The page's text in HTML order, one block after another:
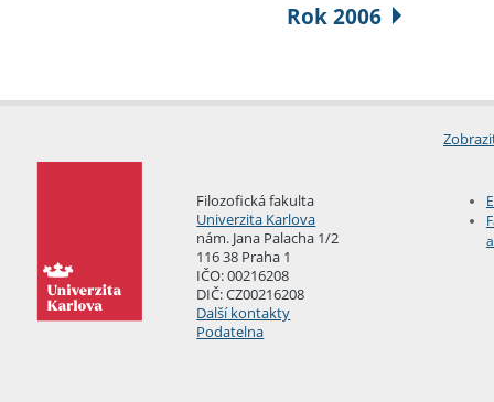
Rok 2006
Filozofická fakulta
Univerzita Karlova
nám. Jana Palacha 1/2
116 38 Praha 1
IČO: 00216208
DIČ: CZ00216208
Další kontakty
Podatelna